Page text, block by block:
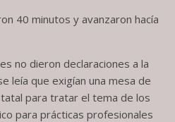
40 minutos y avanzaron hacía
no dieron declaraciones a la
leía que exigían una mesa de
para tratar el tema de los
para prácticas profesionales